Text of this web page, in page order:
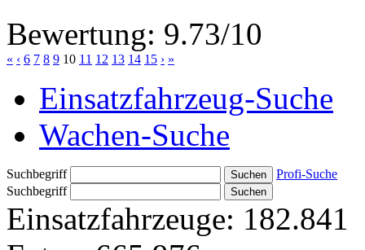
Bewertung: 9.73/10
« ‹ 6 7 8 9 10 11 12 13 14 15 › »
Einsatzfahrzeug-Suche
Wachen-Suche
Suchbegriff
Profi-Suche
Suchbegriff
Einsatzfahrzeuge: 182.841